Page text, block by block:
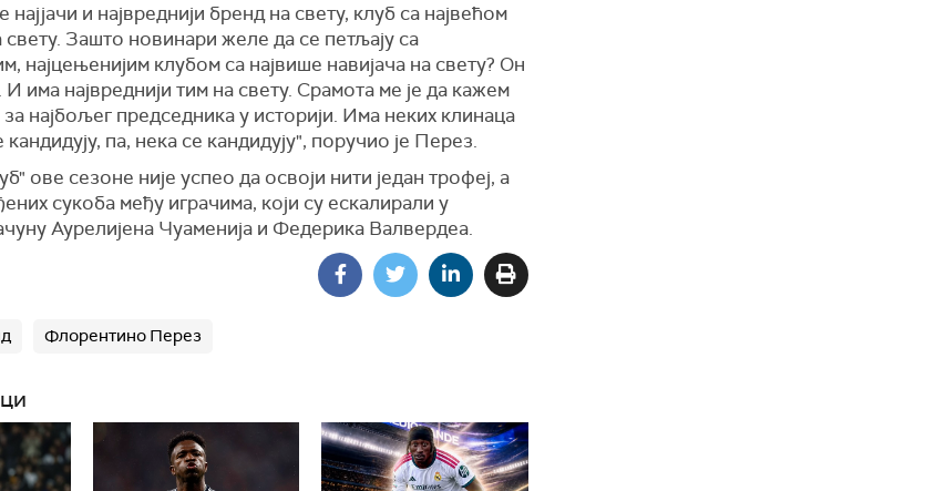
и највреднији бренд на свету, клуб са највећом
свету. Зашто новинари желе да се петљају са
најцењенијим клубом са највише навијача на свету? Он
има највреднији тим на свету. Срамота ме је да кажем
најбољег председника у историји. Има неких клинаца
па, нека се кандидују", поручио је Перез.
ове сезоне није успео да освоји нити један трофеј, а
сукоба међу играчима, који су ескалирали у
Аурелијена Чуаменија и Федерика Валвердеа.
Флорентино Перез